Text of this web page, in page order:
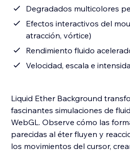
Degradados multicolores
Efectos interactivos del
atracción, vórtice)
Rendimiento fluido
Velocidad, escala e
Liquid Ether Background
fascinantes simulaciones de
WebGL. Observe cómo las
parecidas al éter fluyen y
los movimientos del cursor,